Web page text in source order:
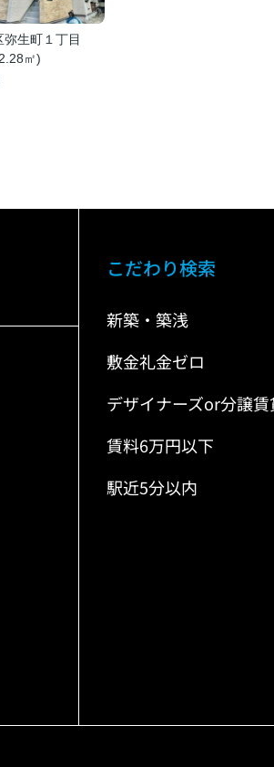
弥生町１丁目
㎡)
こだわり検索
新築・築浅
敷金礼金ゼロ
デザイナーズor分譲賃
賃料6万円以下
駅近5分以内